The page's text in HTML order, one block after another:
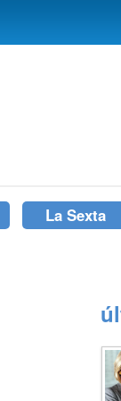
La Sexta